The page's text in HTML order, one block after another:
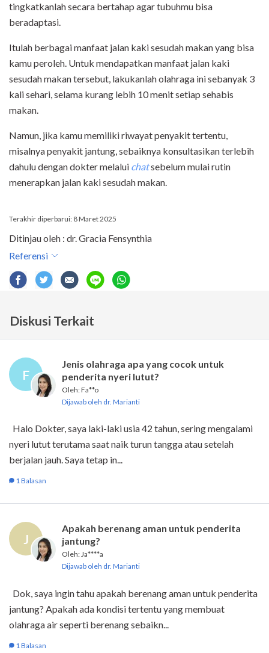
tingkatkanlah secara bertahap agar tubuhmu bisa
beradaptasi.
Itulah berbagai manfaat jalan kaki sesudah makan yang bisa
kamu peroleh. Untuk mendapatkan manfaat jalan kaki
sesudah makan tersebut, lakukanlah olahraga ini sebanyak 3
kali sehari, selama kurang lebih 10 menit setiap sehabis
makan.
Namun, jika kamu memiliki riwayat penyakit tertentu,
misalnya penyakit jantung, sebaiknya konsultasikan terlebih
dahulu dengan dokter melalui chatsebelum mulai rutin
menerapkan jalan kaki sesudah makan.
Terakhir diperbarui: 8 Maret 2025